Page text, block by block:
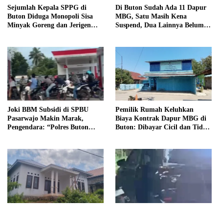
Sejumlah Kepala SPPG di
Buton Diduga Monopoli Sisa
Minyak Goreng dan Jerigen
Di Buton Sudah Ada 11 Dapur
MBG, Satu Masih Kena
Suspend, Dua Lainnya Belum
Joki BBM Subsidi di SPBU
Pasarwajo Makin Marak,
Pengendara: “Polres Buton
Pemilik Rumah Keluhkan
Biaya Kontrak Dapur MBG di
Buton: Dibayar Cicil dan Tidak